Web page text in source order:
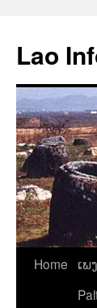
contenu
Lao
Home
ເພ